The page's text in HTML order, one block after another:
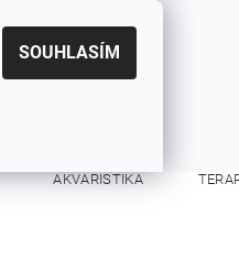
AKVARISTIKA
SOUHLASÍM